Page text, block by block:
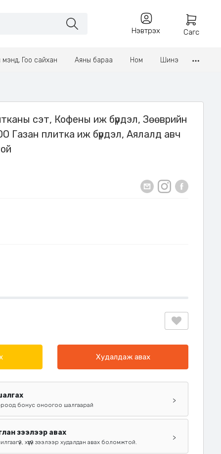
Нэвтрэх Сагс
мэнд, Гоо сайхан Аяны бараа Ном Шинэ
сэт, Кофены иж бүрдэл, Зөөврийн
Газан плитка иж бүрдэл, Аялалд авч
Худалдаж авах
бонус оноогоо шалгаарай >
зээлээр авах
хүүгүй зээлээр худалдан авах боломжтой. >